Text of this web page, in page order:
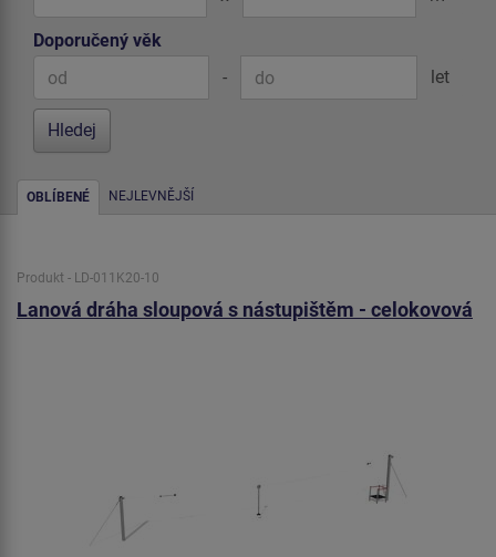
Doporučený věk
-
let
OBLÍBENÉ NEJLEVNĚJŠÍ
Produkt - LD-011K20-10
Lanová dráha sloupová s nástupištěm - celokovová